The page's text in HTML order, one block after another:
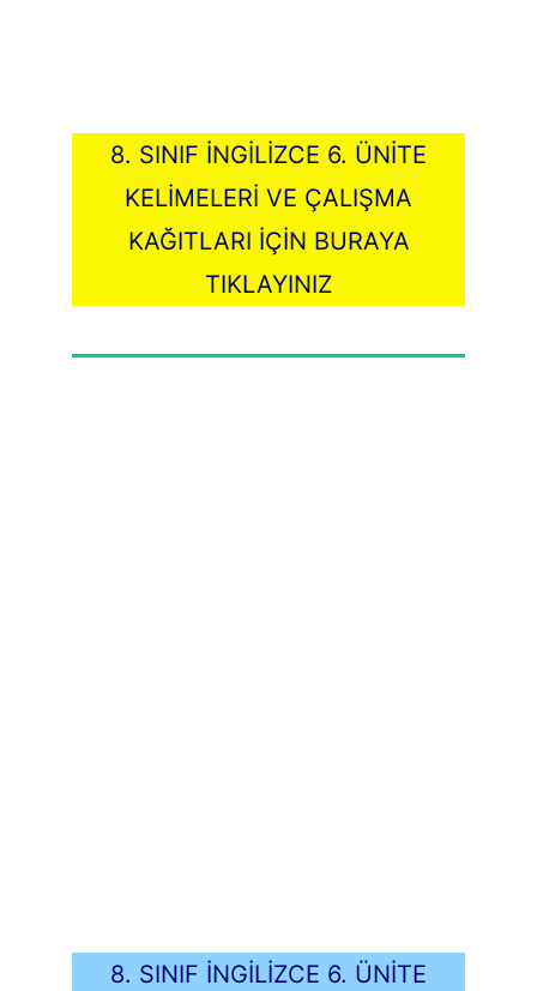
8. SINIF İNGİLİZCE 6. ÜNİTE
KELİMELERİ VE ÇALIŞMA
KAĞITLARI İÇİN BURAYA
TIKLAYINIZ
8. SINIF İNGİLİZCE 6. ÜNİTE